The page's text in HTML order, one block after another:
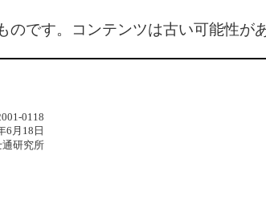
です。コンテンツは古い可能性が
0118
6月18日
研究所